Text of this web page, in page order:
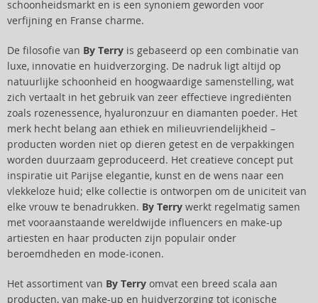
schoonheidsmarkt en is een synoniem geworden voor
verfijning en Franse charme.
De filosofie van By Terry is gebaseerd op een combinatie van
luxe, innovatie en huidverzorging. De nadruk ligt altijd op
natuurlijke schoonheid en hoogwaardige samenstelling, wat
zich vertaalt in het gebruik van zeer effectieve ingrediënten
zoals rozenessence, hyaluronzuur en diamanten poeder. Het
merk hecht belang aan ethiek en milieuvriendelijkheid –
producten worden niet op dieren getest en de verpakkingen
worden duurzaam geproduceerd. Het creatieve concept put
inspiratie uit Parijse elegantie, kunst en de wens naar een
vlekkeloze huid; elke collectie is ontworpen om de uniciteit van
elke vrouw te benadrukken. By Terry werkt regelmatig samen
met vooraanstaande wereldwijde influencers en make-up
artiesten en haar producten zijn populair onder
beroemdheden en mode-iconen.
Het assortiment van By Terry omvat een breed scala aan
producten, van make-up en huidverzorging tot iconische